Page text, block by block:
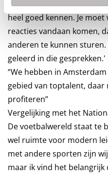
individueel. Om een goed
heel goed kennen. Je
reacties vandaan komen,
anderen te kunnen sturen.
geleerd in die gesprekken.'
“We hebben in
gebied van toptalent, daar
profiteren”
Vergelijking met het
De voetbalwereld staat te
wel ruimte voor modern
met andere sporten zijn
maar ik vind het belangrijk